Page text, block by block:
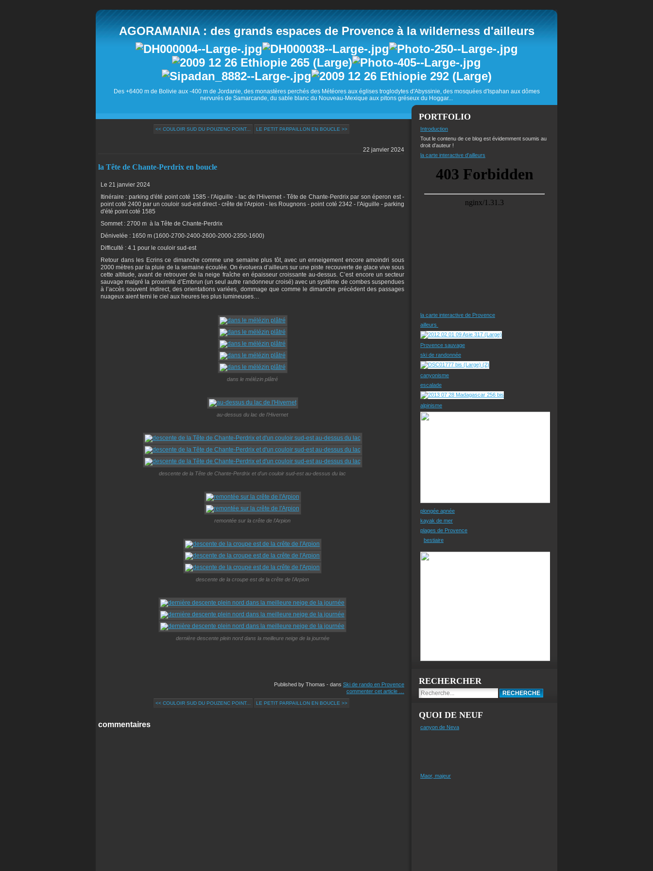
AGORAMANIA : des grands espaces de Provence à la wilderness d'ailleurs
Des +6400 m de Bolivie aux -400 m de Jordanie, des monastères perchés des Météores aux églises troglodytes d'Abyssinie, des mosquées d'Ispahan aux dômes
nervurés de Samarcande, du sable blanc du Nouveau-Mexique aux pitons gréseux du Hoggar...
<< COULOIR SUD DU POUZENC POINT... LE PETIT PARPAILLON EN BOUCLE >>
22 janvier 2024
la Tête de Chante-Perdrix en boucle
Le 21 janvier 2024
Itinéraire : parking d'été point coté 1585 - l'Aiguille - lac de l'Hivernet - Tête de Chante-Perdrix par son éperon est -
point coté 2400 par un couloir sud-est direct - crête de l'Arpion - les Rougnons - point coté 2342 - l'Aiguille - parking
d'été point coté 1585
Sommet : 2700 m à la Tête de Chante-Perdrix
Dénivelée : 1650 m (1600-2700-2400-2600-2000-2350-1600)
Difficulté : 4.1 pour le couloir sud-est
Retour dans les Ecrins ce dimanche comme une semaine plus tôt, avec un enneigement encore amoindri sous
2000 mètres par la pluie de la semaine écoulée. On évoluera d’ailleurs sur une piste recouverte de glace vive sous
cette altitude, avant de retrouver de la neige fraîche en épaisseur croissante au-dessus. C’est encore un secteur
sauvage malgré la proximité d’Embrun (un seul autre randonneur croisé) avec un système de combes suspendues
à l’accès souvent indirect, des orientations variées, dommage que comme le dimanche précédent des passages
nuageux aient terni le ciel aux heures les plus lumineuses…
dans le mélézin plâtré
au-dessus du lac de l'Hivernet
descente de la Tête de Chante-Perdrix et d'un couloir sud-est au-dessus du lac
remontée sur la crête de l'Arpion
descente de la croupe est de la crête de l'Arpion
dernière descente plein nord dans la meilleure neige de la journée
Published by Thomas - dans Ski de rando en Provence
commenter cet article
<< COULOIR SUD DU POUZENC POINT... LE PETIT PARPAILLON EN BOUCLE >>
commentaires
PORTFOLIO
Introduction
Tout le contenu de ce blog est évidemment soumis au
droit d'auteur !
la carte interactive d'ailleurs
la carte interactive de Provence
ailleurs
Provence sauvage
ski de randonnée
canyonisme
escalade
alpinisme
plongée apnée
kayak de mer
plages de Provence
bestiaire
RECHERCHER
QUOI DE NEUF
canyon de Neva
Maor, majeur